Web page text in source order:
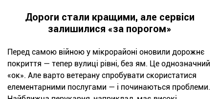
Дороги стали кращими, але сервіси
залишилися «за порогом»
Перед самою війною у мікрорайоні оновили дорожнє
покриття — тепер вулиці рівні, без ям. Це однозначний
«ок». Але варто ветерану спробувати скористатися
елементарними послугами — і починаються проблеми.